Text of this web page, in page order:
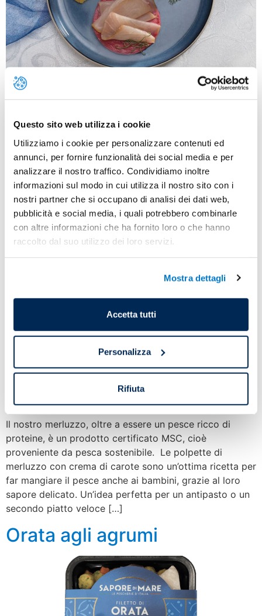
Questo sito web utilizza i cookie
Utilizziamo i cookie per personalizzare contenuti ed
annunci, per fornire funzionalità dei social media e per
analizzare il nostro traffico. Condividiamo inoltre
informazioni sul modo in cui utilizza il nostro sito con i
nostri partner che si occupano di analisi dei dati web,
pubblicità e social media, i quali potrebbero combinarle
con altre informazioni che ha fornito loro o che hanno
raccolto dal suo utilizzo dei loro servizi.
Mostra dettagli
Accetta tutti
Personalizza
Rifiuta
SALMONE NORVEGESE AFFUMICATO SASHIMISbuccia
il sedano rapa, lavalo, taglialo a tocchetti e cuocIlo in
quando risulta morbido.Scolalo, lascialo raffreddare e
frullalo con il succo di mezzo limone filtrato, la pasta di
rafano e una presa di sale.Trasferisci il composto in una
ciotola, unisci la panna […]
Polpette di merluzzo con
crema di carote
Il nostro merluzzo, oltre a essere un pesce ricco di
proteine, è un prodotto certificato MSC, cioè
proveniente da pesca sostenibile. Le polpette di
merluzzo con crema di carote sono un’ottima ricetta per
far mangiare il pesce anche ai bambini, grazie al loro
sapore delicato. Un’idea perfetta per un antipasto o un
secondo piatto veloce […]
Orata agli agrumi